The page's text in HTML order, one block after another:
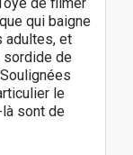
qui baigne
adultes, et
sordide de
le
sont de